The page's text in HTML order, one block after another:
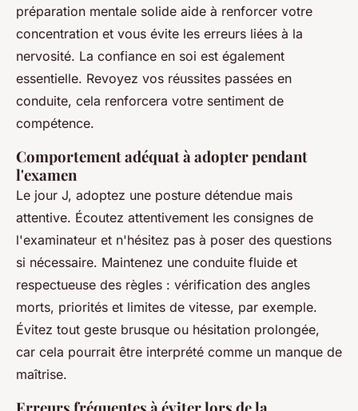
préparation mentale solide aide à renforcer votre
concentration et vous évite les erreurs liées à la
nervosité. La confiance en soi est également
essentielle. Revoyez vos réussites passées en
conduite, cela renforcera votre sentiment de
compétence.
Comportement adéquat à adopter pendant
l'examen
Le jour J, adoptez une posture détendue mais
attentive. Écoutez attentivement les consignes de
l'examinateur et n'hésitez pas à poser des questions
si nécessaire. Maintenez une conduite fluide et
respectueuse des règles : vérification des angles
morts, priorités et limites de vitesse, par exemple.
Évitez tout geste brusque ou hésitation prolongée,
car cela pourrait être interprété comme un manque de
maîtrise.